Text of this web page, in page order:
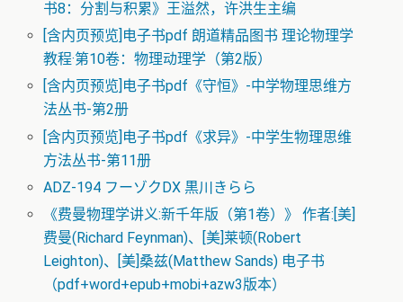
书8：分割与积累》王溢然，许洪生主编
[含内页预览]电子书pdf 朗道精品图书 理论物理学
教程·第10卷：物理动理学（第2版）
[含内页预览]电子书pdf《守恒》-中学物理思维方
法丛书-第2册
[含内页预览]电子书pdf《求异》-中学生物理思维
方法丛书-第11册
ADZ-194 フーゾクDX 黒川きらら
《费曼物理学讲义:新千年版（第1卷）》 作者:[美]
费曼(Richard Feynman)、[美]莱顿(Robert
Leighton)、[美]桑兹(Matthew Sands) 电子书
（pdf+word+epub+mobi+azw3版本）